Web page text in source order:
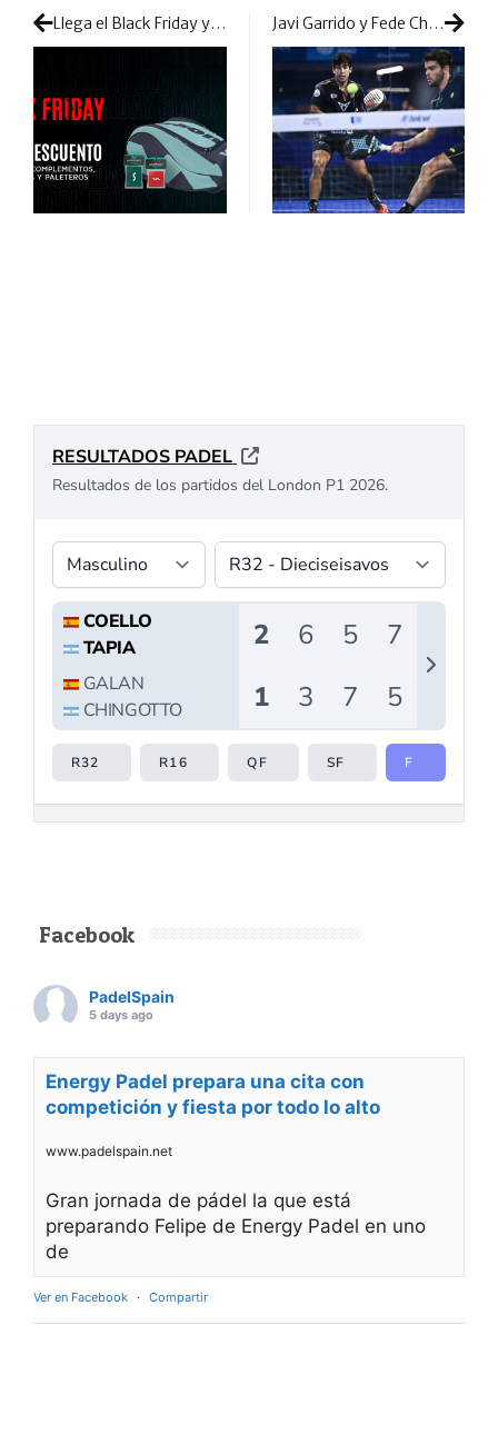
Llega el Black Friday y en Varlion preparan descuentos desde el 30% Javi Garrido y Fede Chingotto salvan el cuello in extremis: México despide unos 1/16 muy peleados
Facebook
PadelSpain
5 days ago
Energy Padel prepara una cita con
competición y fiesta por todo lo alto
www.padelspain.net
Gran jornada de pádel la que está
preparando Felipe de Energy Padel en uno
de
Ver en Facebook · Compartir